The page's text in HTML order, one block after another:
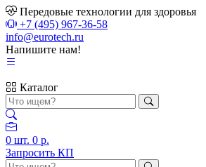
Передовые технологии для здоровья
+7 (495) 967-36-58
info@eurotech.ru
Напишите нам!
Каталог
0 шт. 0 р.
Запросить КП